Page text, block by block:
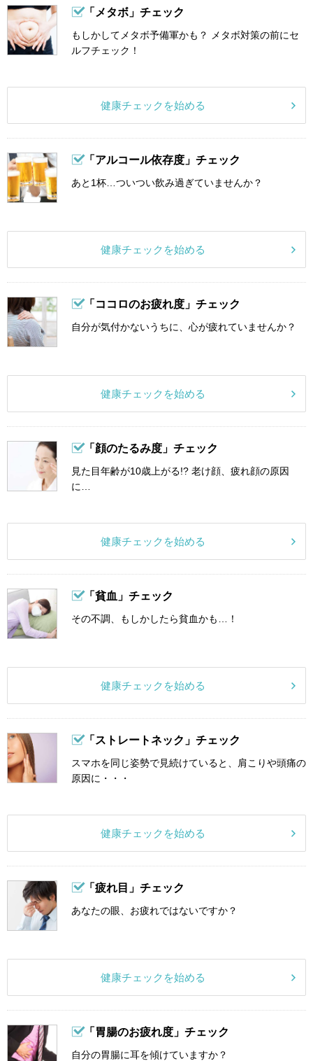
「メタボ」チェック
もしかしてメタボ予備軍かも？ メタボ対策の前にセ
ルフチェック！
健康チェックを始める
「アルコール依存度」チェック
あと1杯…ついつい飲み過ぎていませんか？
健康チェックを始める
「ココロのお疲れ度」チェック
自分が気付かないうちに、心が疲れていませんか？
健康チェックを始める
「顔のたるみ度」チェック
見た目年齢が10歳上がる!? 老け顔、疲れ顔の原因
に…
健康チェックを始める
「貧血」チェック
その不調、もしかしたら貧血かも…！
健康チェックを始める
「ストレートネック」チェック
スマホを同じ姿勢で見続けていると、肩こりや頭痛の
原因に・・・
健康チェックを始める
「疲れ目」チェック
あなたの眼、お疲れではないですか？
健康チェックを始める
「胃腸のお疲れ度」チェック
自分の胃腸に耳を傾けていますか？